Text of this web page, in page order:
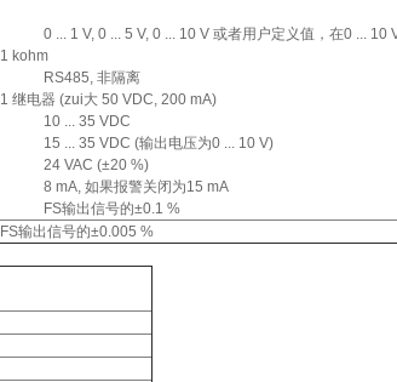
0 ... 1 V, 0 ... 5 V, 0 ... 10 V 或者用户定义值，在0 ... 10
1 kohm
RS485, 非隔离
1 继电器 (zui大 50 VDC, 200 mA)
10 ... 35 VDC
15 ... 35 VDC (输出电压为0 ... 10 V)
24 VAC (±20 %)
8 mA, 如果报警关闭为15 mA
FS输出信号的±0.1 %
FS输出信号的±0.005 %